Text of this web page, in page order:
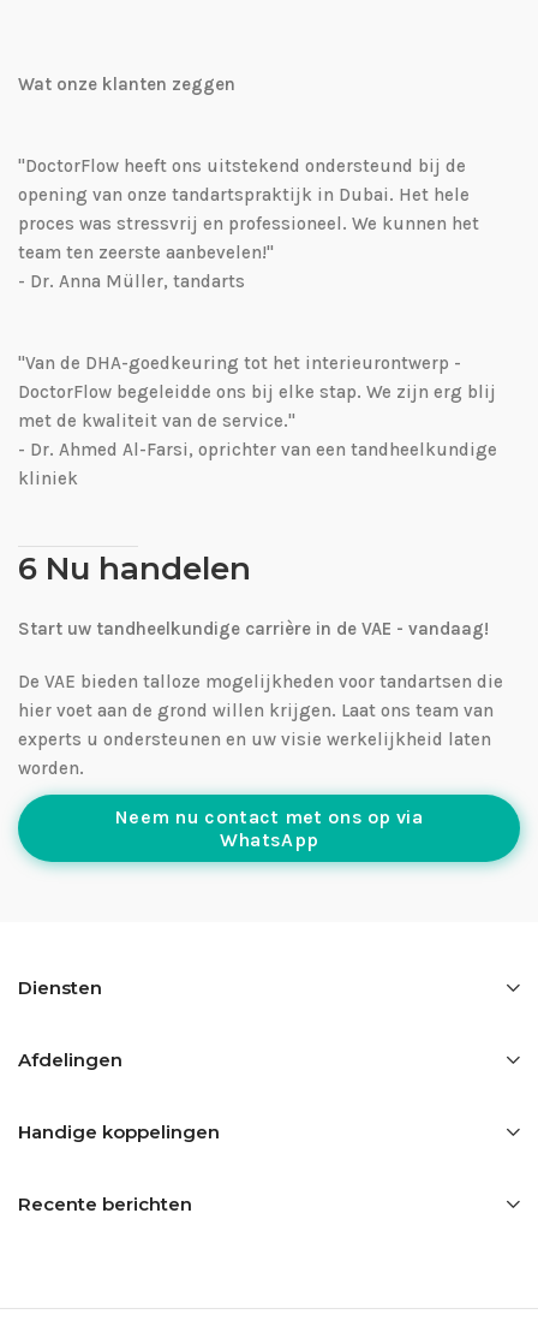
Wat onze klanten zeggen
"DoctorFlow heeft ons uitstekend ondersteund bij de
opening van onze tandartspraktijk in Dubai. Het hele
proces was stressvrij en professioneel. We kunnen het
team ten zeerste aanbevelen!"
- Dr. Anna Müller, tandarts
"Van de DHA-goedkeuring tot het interieurontwerp -
DoctorFlow begeleidde ons bij elke stap. We zijn erg blij
met de kwaliteit van de service."
- Dr. Ahmed Al-Farsi, oprichter van een tandheelkundige
kliniek
6 Nu handelen
Start uw tandheelkundige carrière in de VAE - vandaag!
De VAE bieden talloze mogelijkheden voor tandartsen die
hier voet aan de grond willen krijgen. Laat ons team van
experts u ondersteunen en uw visie werkelijkheid laten
worden.
Neem nu contact met ons op via
WhatsApp
Diensten
Afdelingen
Handige koppelingen
Recente berichten